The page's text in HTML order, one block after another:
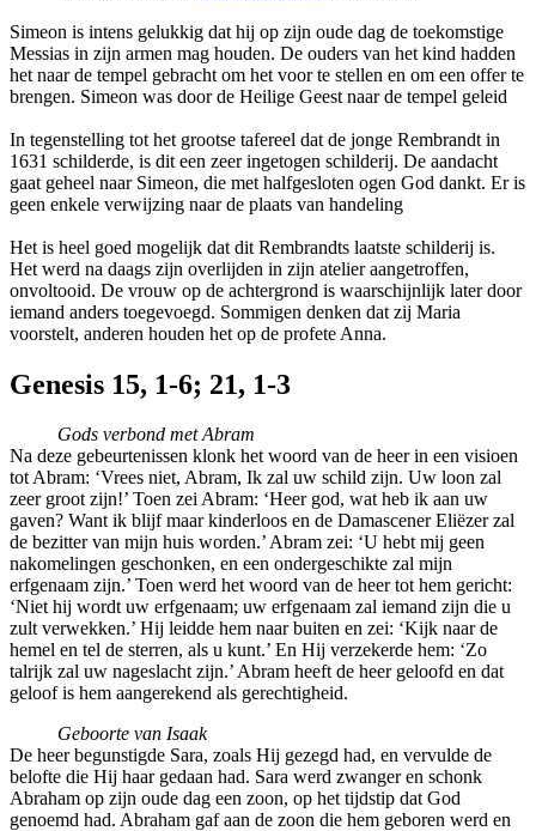
Simeon is intens gelukkig dat hij op zijn oude dag de toekomstige
Messias in zijn armen mag houden. De ouders van het kind hadden
het naar de tempel gebracht om het voor te stellen en om een offer te
brengen. Simeon was door de Heilige Geest naar de tempel geleid
In tegenstelling tot het grootse tafereel dat de jonge Rembrandt in
1631 schilderde, is dit een zeer ingetogen schilderij. De aandacht
gaat geheel naar Simeon, die met halfgesloten ogen God dankt. Er is
geen enkele verwijzing naar de plaats van handeling
Het is heel goed mogelijk dat dit Rembrandts laatste schilderij is.
Het werd na daags zijn overlijden in zijn atelier aangetroffen,
onvoltooid. De vrouw op de achtergrond is waarschijnlijk later door
iemand anders toegevoegd. Sommigen denken dat zij Maria
voorstelt, anderen houden het op de profete Anna.
Genesis 15, 1-6; 21, 1-3
Gods verbond met Abram
Na deze gebeurtenissen klonk het woord van de heer in een visioen
tot Abram: ‘Vrees niet, Abram, Ik zal uw schild zijn. Uw loon zal
zeer groot zijn!’ Toen zei Abram: ‘Heer god, wat heb ik aan uw
gaven? Want ik blijf maar kinderloos en de Damascener Eliëzer zal
de bezitter van mijn huis worden.’ Abram zei: ‘U hebt mij geen
nakomelingen geschonken, en een ondergeschikte zal mijn
erfgenaam zijn.’ Toen werd het woord van de heer tot hem gericht:
‘Niet hij wordt uw erfgenaam; uw erfgenaam zal iemand zijn die u
zult verwekken.’ Hij leidde hem naar buiten en zei: ‘Kijk naar de
hemel en tel de sterren, als u kunt.’ En Hij verzekerde hem: ‘Zo
talrijk zal uw nageslacht zijn.’ Abram heeft de heer geloofd en dat
geloof is hem aangerekend als gerechtigheid.
Geboorte van Isaak
De heer begunstigde Sara, zoals Hij gezegd had, en vervulde de
belofte die Hij haar gedaan had. Sara werd zwanger en schonk
Abraham op zijn oude dag een zoon, op het tijdstip dat God
genoemd had. Abraham gaf aan de zoon die hem geboren werd en